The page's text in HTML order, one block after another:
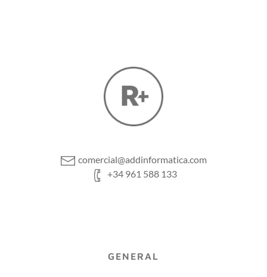
comercial@addinformatica.com
+34 961 588 133
GENERAL